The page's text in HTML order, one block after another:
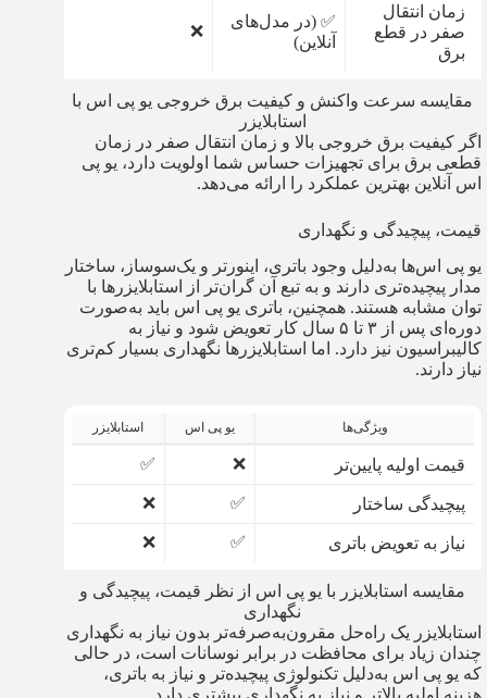
زمان انتقال
صفر در قطع
برق
✅ (در مدل‌های
آنلاین)
❌
مقایسه سرعت واکنش و کیفیت برق خروجی یو پی اس با
استابلایزر
اگر کیفیت برق خروجی بالا و زمان انتقال صفر در زمان
قطعی برق برای تجهیزات حساس شما اولویت دارد، یو پی
اس آنلاین بهترین عملکرد را ارائه می‌دهد.
قیمت، پیچیدگی و نگهداری
یو پی اس‌ها به‌دلیل وجود باتری، اینورتر و یک‌سوساز، ساختار
مدار پیچیده‌تری دارند و به تبع آن گران‌تر از استابلایزرها با
توان مشابه هستند. همچنین، باتری یو پی اس باید به‌صورت
دوره‌ای پس از ۳ تا ۵ سال کار تعویض شود و نیاز به
کالیبراسیون نیز دارد. اما استابلایزرها نگهداری بسیار کم‌تری
نیاز دارند.
ویژگی‌ها یو پی اس استابلایزر
قیمت اولیه پایین‌تر ❌
✅
پیچیدگی ساختار ✅
❌
نیاز به تعویض باتری ✅
❌
مقایسه استابلایزر با یو پی اس از نظر قیمت، پیچیدگی و
نگهداری
استابلایزر یک راه‌حل مقرون‌به‌صرفه‌تر بدون نیاز به نگهداری
چندان زیاد برای محافظت در برابر نوسانات است، در حالی
که یو پی اس به‌دلیل تکنولوژی پیچیده‌تر و نیاز به باتری،